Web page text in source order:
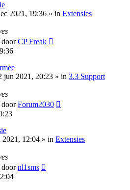
2021, 19:36 » in Extensies
doorCP Freak
jun 2021, 20:23 » in 3.3 Support
doorForum2030
2021, 12:04 » in Extensies
doornl1sms